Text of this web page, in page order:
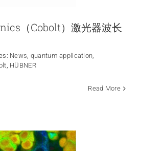
（Cobolt）激光器波长
News, quantum application,
, HÜBNER
Read More
FLIM application